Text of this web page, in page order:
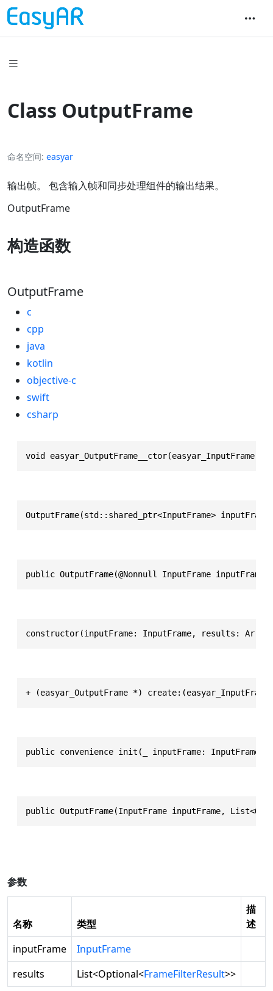
Class OutputFrame
命名空间 easyar
输出帧。 包含输入帧和同步处理组件的输出结果。
OutputFrame
构造函数
OutputFrame
c
cpp
java
kotlin
objective-c
swift
csharp
void
OutputFrame(std::shared_ptr<InputFrame>
public OutputFrame(@Nonnull InputFrame
constructor(inputFrame: InputFrame, results:
+ (easyar_OutputFrame *)
public convenience init(_ inputFrame:
public OutputFrame(InputFrame inputFrame,
参数
名称 类型
描
述
inputFrame
InputFrame
results
List<Optional<FrameFilterResult>>